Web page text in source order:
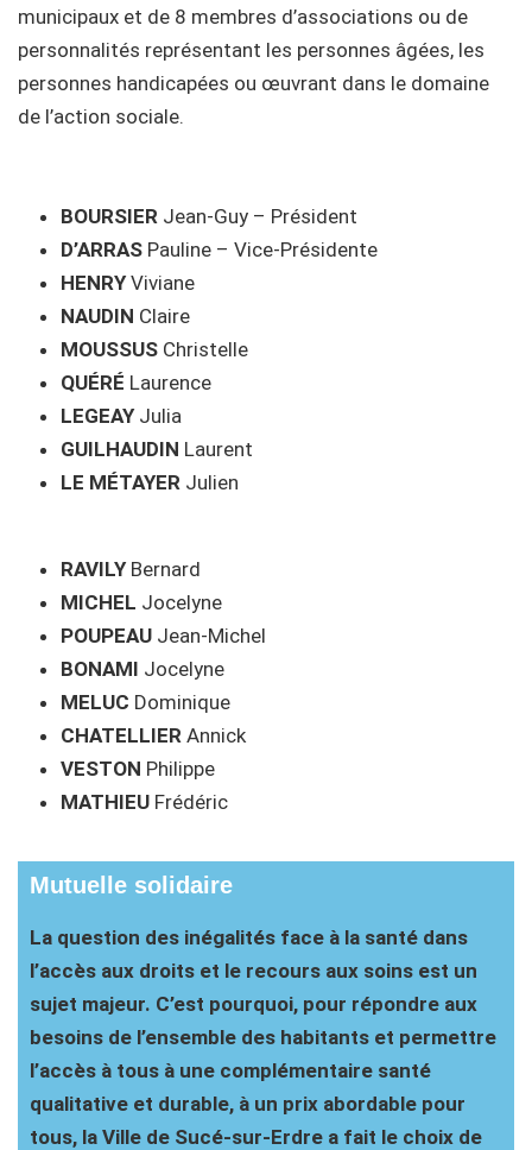
municipaux et de 8 membres d’associations ou de
personnalités représentant les personnes âgées, les
personnes handicapées ou œuvrant dans le domaine
de l’action sociale.
BOURSIER Jean-Guy – Président
D’ARRAS Pauline – Vice-Présidente
HENRYViviane
NAUDIN Claire
MOUSSUS Christelle
QUÉRÉ Laurence
LEGEAY Julia
GUILHAUDIN Laurent
LE MÉTAYER Julien
RAVILYBernard
MICHEL Jocelyne
POUPEAUJean-Michel
BONAMI Jocelyne
MELUC Dominique
CHATELLIER Annick
VESTON Philippe
MATHIEU Frédéric
Mutuelle solidaire
La question des inégalités face à la santé dans
l’accès aux droits et le recours aux soins est un
sujet majeur. C’est pourquoi, pour répondre aux
besoins de l’ensemble des habitants et permettre
l’accès à tous à une complémentaire santé
qualitative et durable, à un prix abordable pour
tous, la Ville de Sucé-sur-Erdre a fait le choix de